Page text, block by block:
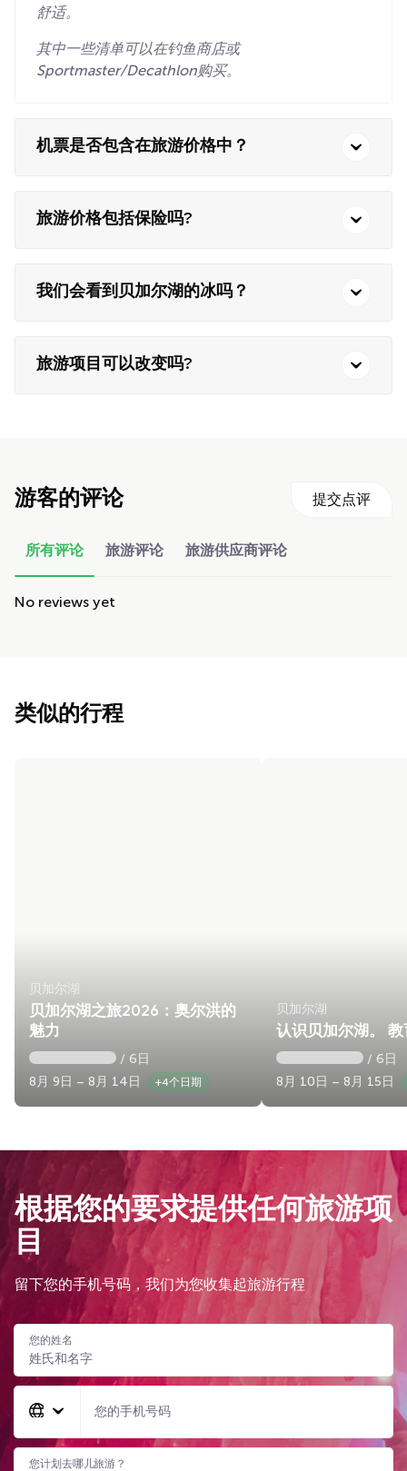
舒适。
其中一些清单可以在钓鱼商店或
Sportmaster/Decathlon购买。
机票是否包含在旅游价格中？
旅游价格包括保险吗?
我们会看到贝加尔湖的冰吗？
旅游项目可以改变吗?
游客的评论 提交点评
所有评论 旅游评论 旅游供应商评论
No reviews yet
类似的行程
贝加尔湖
贝加尔湖之旅2026：奥尔洪的
魅力
/ 6日
8月 9日 – 8月 14日
+4个日期
贝加尔湖
认识贝加尔湖。 教
/ 6日
8月 10日 – 8月 15日
根据您的要求提供任何旅游项
目
留下您的手机号码，我们为您收集起旅游行程
您的姓名
您的手机号码
您计划去哪儿旅游？